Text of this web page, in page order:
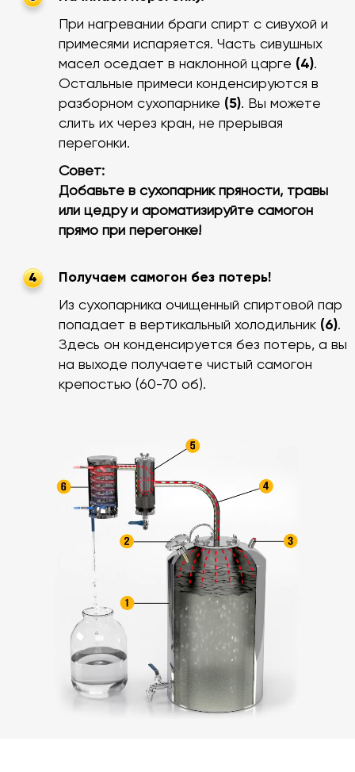
При нагревании браги спирт с сивухой и
примесями испаряется. Часть сивушных
масел оседает в наклонной царге (4).
Остальные примеси конденсируются в
разборном сухопарнике (5). Вы можете
слить их через кран, не прерывая
перегонки.
Совет:
Добавьте в сухопарник пряности, травы
или цедру и ароматизируйте самогон
прямо при перегонке!
4
Получаем самогон без потерь!
Из сухопарника очищенный спиртовой пар
попадает в вертикальный холодильник (6).
Здесь он конденсируется без потерь, а вы
на выходе получаете чистый самогон
крепостью (60-70 об).